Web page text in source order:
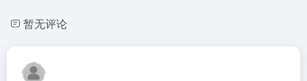
暂无评论